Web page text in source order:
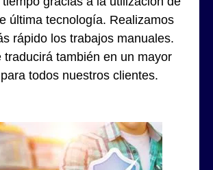
última tecnología. Realizamos
rápido los trabajos manuales.
traducirá también en un mayor
todos nuestros clientes.